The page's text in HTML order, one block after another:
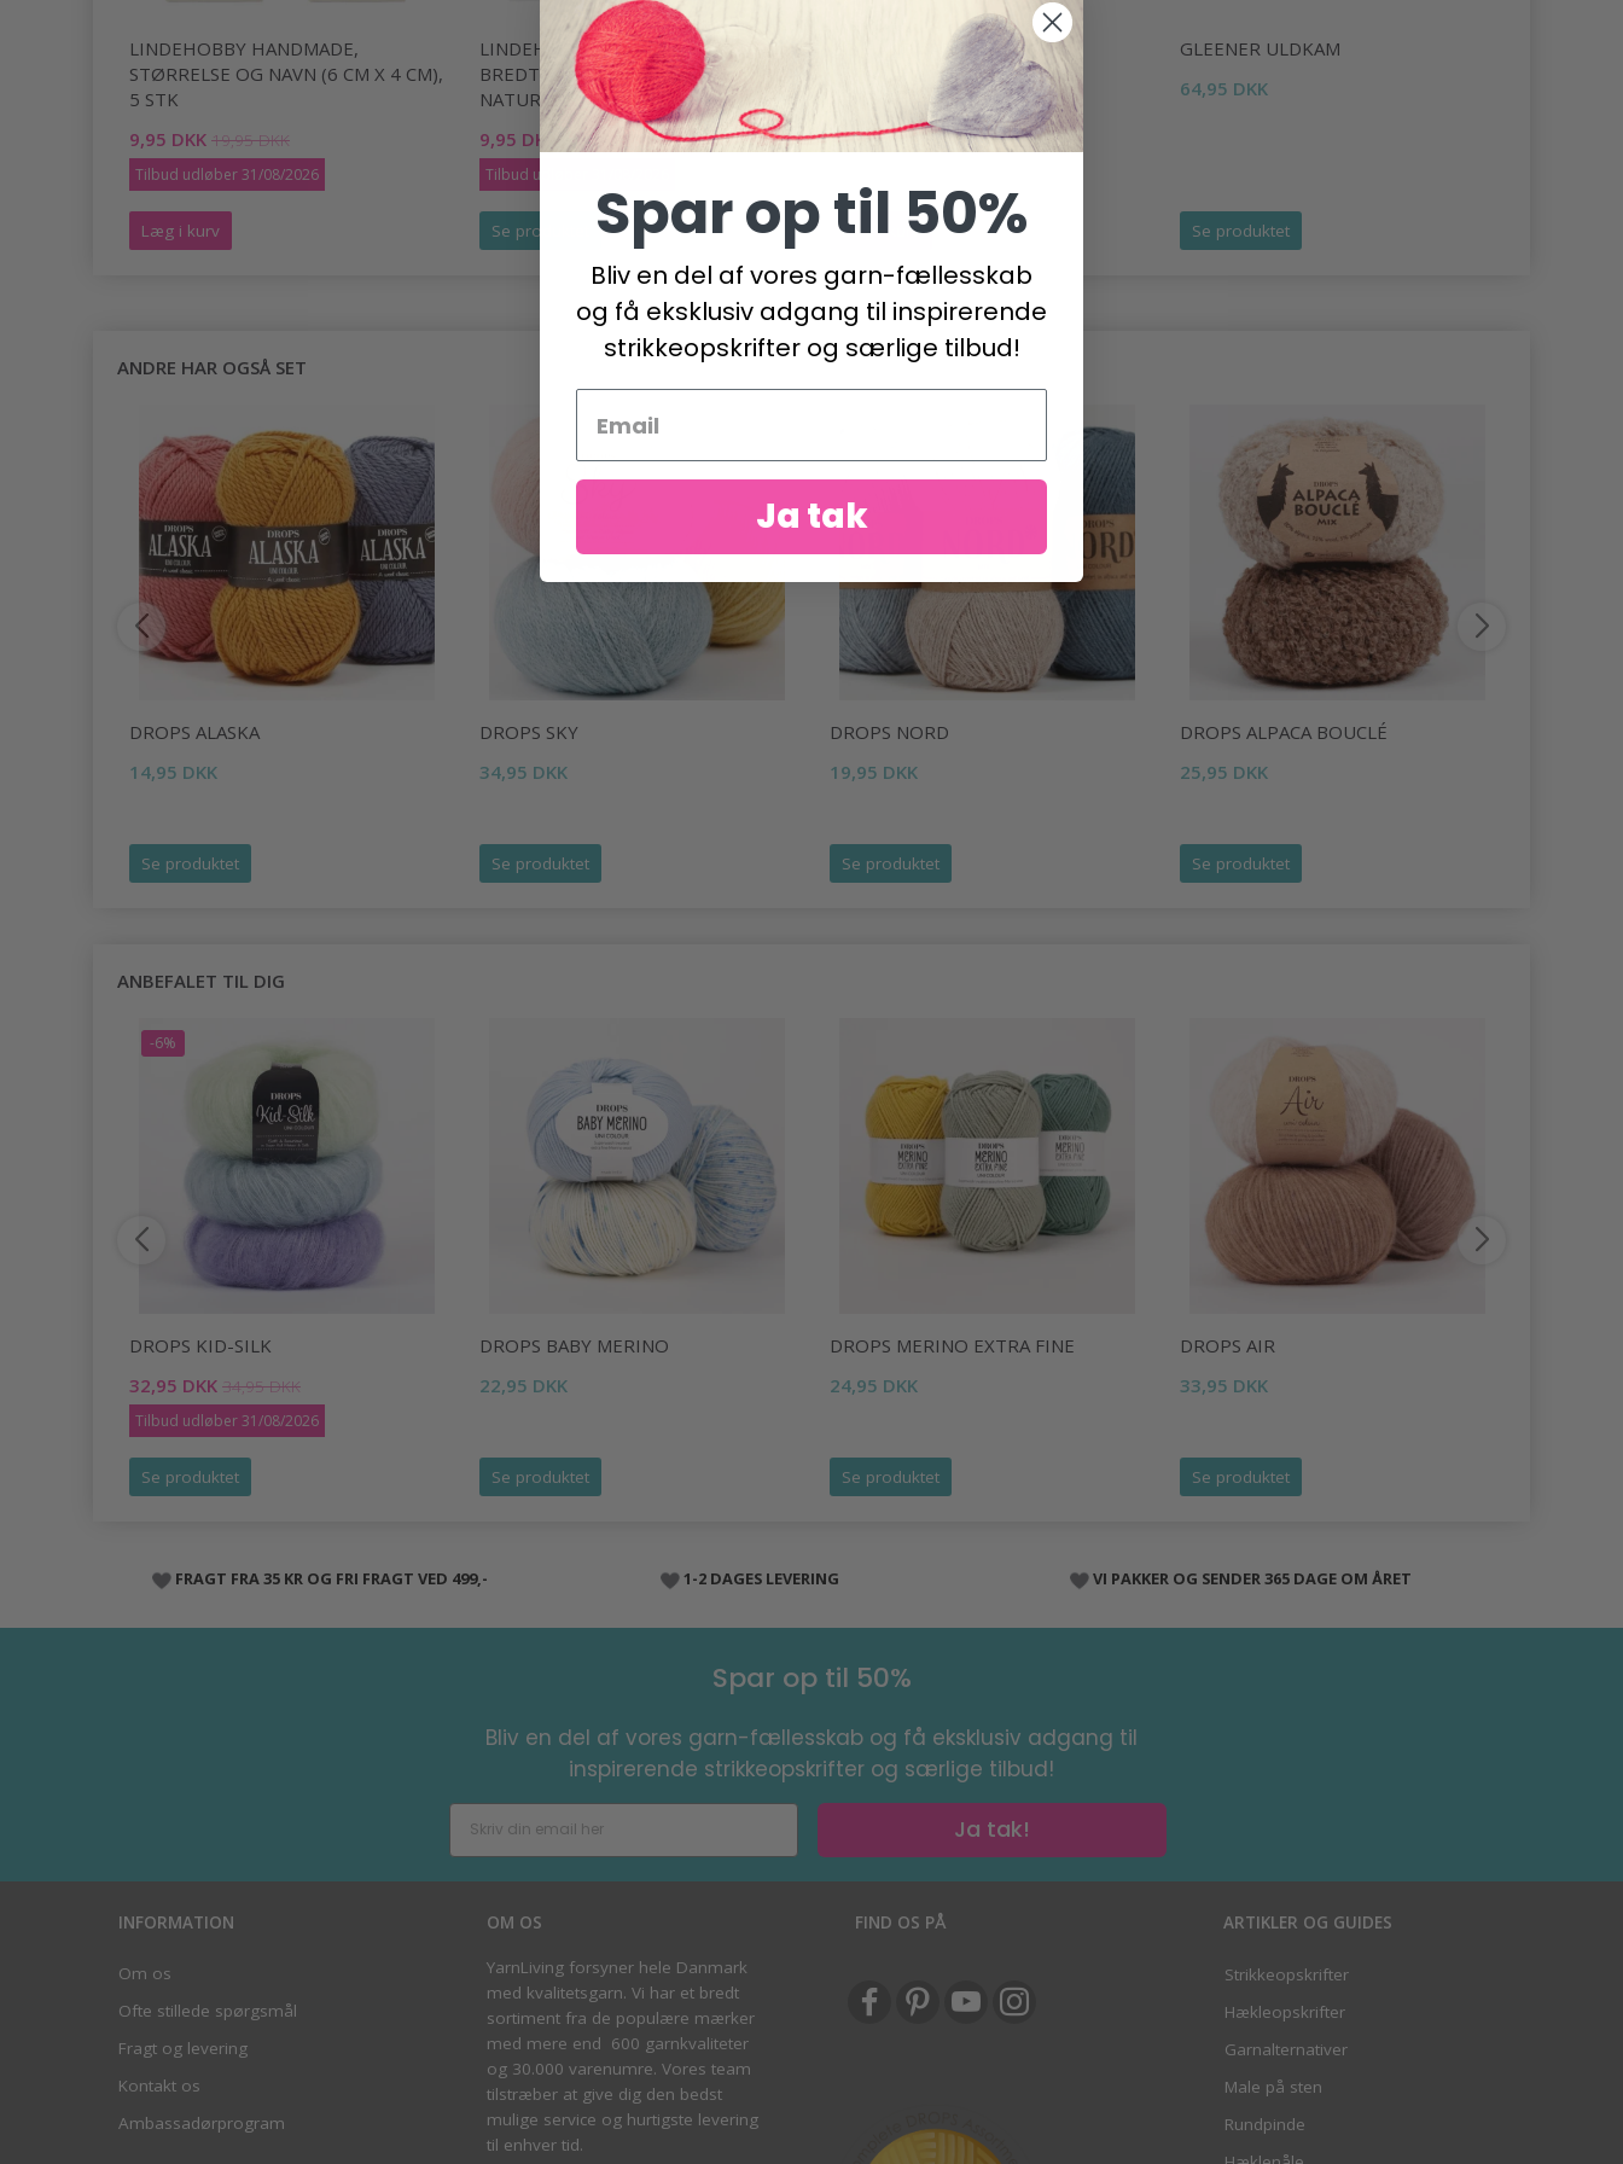
LINDEHOBBY HANDMADE,
STØRRELSE OG NAVN (6 CM X 4 CM),
5 STK
9,95 DKK 19,95 DKK
Tilbud udløber 31/08/2026
Læg i kurv
LINDEHOBBY LAVET AF MORMOR,
BREDT LABEL (4 CM X 2 CM),
NATUR, 5 STK
9,95 DKK 19,95 DKK
Tilbud udløber 31/08/2026
Se produktet
GO HANDMADE ULDKAM
Læg i kurv
GLEENER ULDKAM
64,95 DKK
Se produktet
ANDRE HAR OGSÅ SET
DROPS ALASKA
14,95 DKK
Se produktet
DROPS SKY
34,95 DKK
Se produktet
DROPS NORD
19,95 DKK
Se produktet
DROPS ALPACA BOUCLÉ
25,95 DKK
Se produktet
ANBEFALET TIL DIG
-6%
DROPS KID-SILK
32,95 DKK 34,95 DKK
Tilbud udløber 31/08/2026
Se produktet
DROPS BABY MERINO
22,95 DKK
Se produktet
DROPS MERINO EXTRA FINE
24,95 DKK
Se produktet
DROPS AIR
33,95 DKK
Se produktet
FRAGT FRA 35 KR OG FRI FRAGT VED 499,- 1-2 DAGES LEVERING VI PAKKER OG SENDER 365 DAGE OM ÅRET
Spar op til 50%
Bliv en del af vores garn-fællesskab og få eksklusiv adgang til
inspirerende strikkeopskrifter og særlige tilbud!
Ja tak!
INFORMATION
Om os
Ofte stillede spørgsmål
Fragt og levering
Kontakt os
Ambassadørprogram
OM OS
YarnLiving forsyner hele Danmark
med kvalitetsgarn. Vi har et bredt
sortiment fra de populære mærker
med mere end 600 garnkvaliteter
og 30.000 varenumre. Vores team
tilstræber at give dig den bedst
mulige service og hurtigste levering
til enhver tid.
FIND OS PÅ ARTIKLER OG GUIDES
Strikkeopskrifter
Hækleopskrifter
Garnalternativer
Male på sten
Rundpinde
Spar op til 50%
Bliv en del af vores garn-fællesskab
og få eksklusiv adgang til inspirerende
strikkeopskrifter og særlige tilbud!
Ja tak